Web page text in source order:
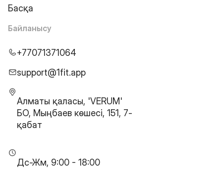
Басқа
Байланысу
+77071371064
support@1fit.app
Алматы қаласы, 'VERUM'
БО, Мыңбаев көшесі, 151, 7-
қабат
Дс-Жм, 9:00 - 18:00